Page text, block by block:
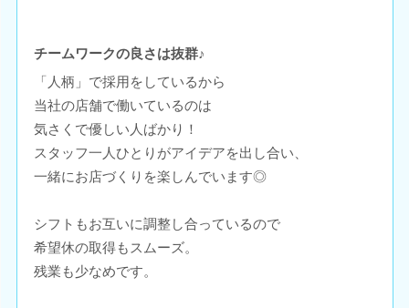
チームワークの良さは抜群♪
「人柄」で採用をしているから
当社の店舗で働いているのは
気さくで優しい人ばかり！
スタッフ一人ひとりがアイデアを出し合い、
一緒にお店づくりを楽しんでいます◎
シフトもお互いに調整し合っているので
希望休の取得もスムーズ。
残業も少なめです。